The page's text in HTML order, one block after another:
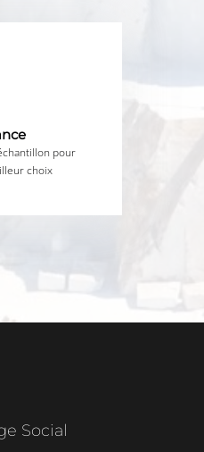
pour
choix
Social